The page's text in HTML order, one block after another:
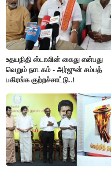
உதயநிதி ஸ்டாலின் கைது என்பது
வெறும் நாடகம் - அர்ஜுன் சம்பத்
பகிரங்க குற்றச்சாட்டு..!